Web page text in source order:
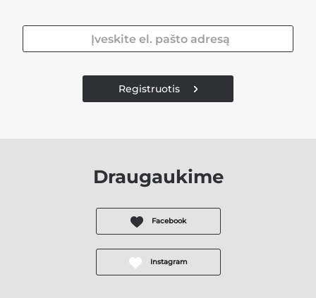
Registruotis
Draugaukime
Facebook
Instagram